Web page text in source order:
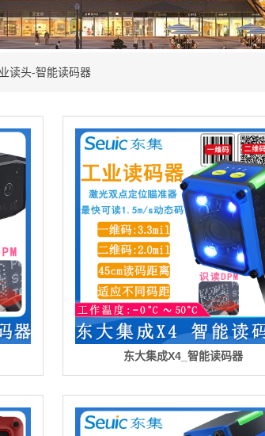
读头-智能读码器
东大集成X4_智能读码器